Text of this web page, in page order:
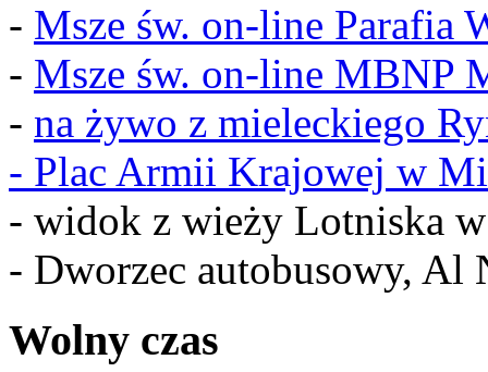
- Msze św. on-line Parafia
- Msze św. on-line MBNP
- na żywo z mieleckiego
- Plac Armii Krajowej w
- widok z wieży Lotniska
- Dworzec autobusowy, Al
Wolny czas